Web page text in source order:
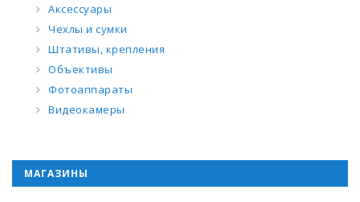
Аксессуары
Чехлы и сумки
Штативы, крепления
Объективы
Фотоаппараты
Видеокамеры
МАГАЗИНЫ